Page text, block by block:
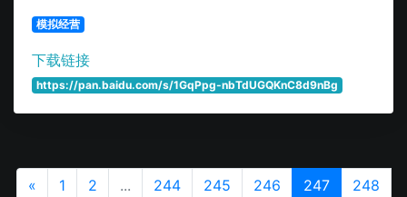
模拟经营
下载链接
https://pan.baidu.com/s/1GqPpg-nbTdUGQKnC8d9nBg
« 1 2 ... 244 245 246 247
248